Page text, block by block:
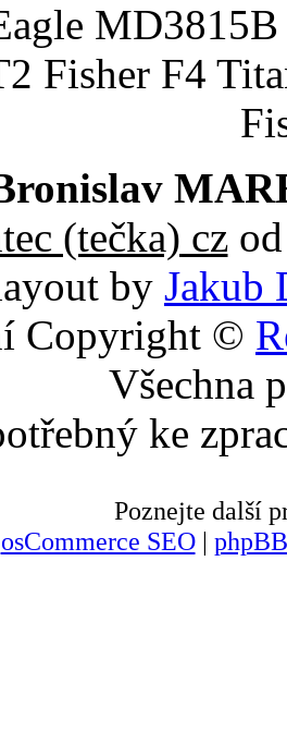
Fisher F4
(tečka) czod
by Jakub
Copyright ©
Všechna
ke
Poznejte další
osCommerce SEO|